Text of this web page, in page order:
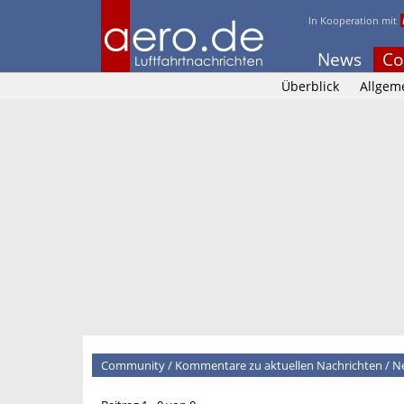
In Kooperation mit
News
Überblick
Community/ Kommentare zu aktuellen Nachrichten /